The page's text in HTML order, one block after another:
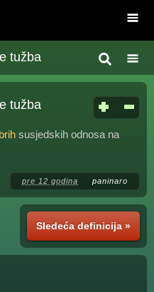
tužba
tužba
susjedskih odnosa na
pre 12 godina paninaro
Sledeća definicija »